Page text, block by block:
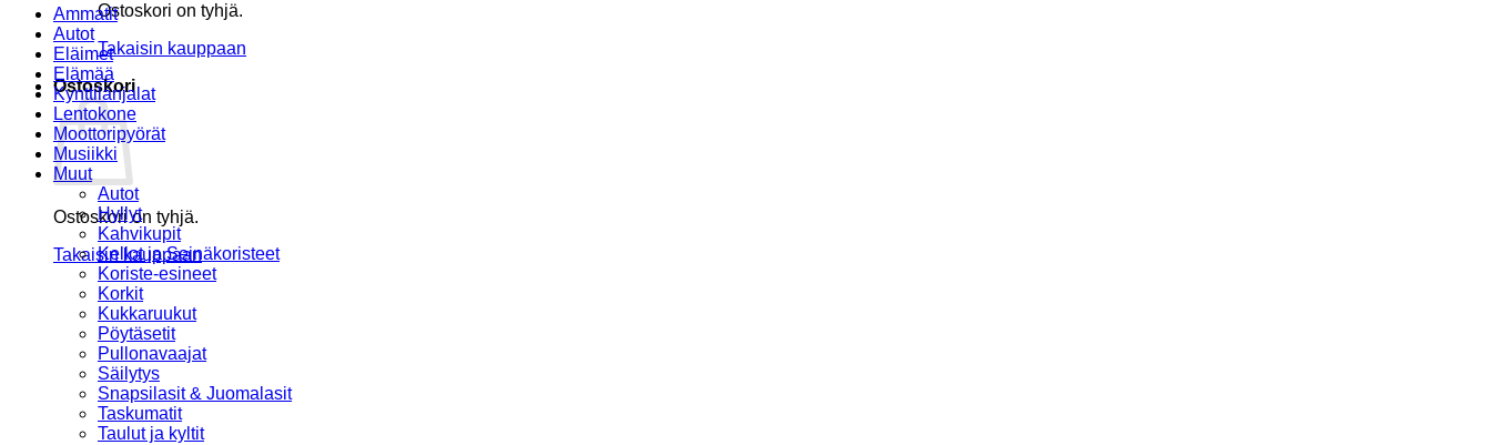
Ostoskori on tyhjä.
Takaisin kauppaan
Ostoskori
Ostoskori on tyhjä.
Takaisin kauppaan
Ammatit
Autot
Eläimet
Elämää
Kynttilänjalat
Lentokone
Moottoripyörät
Musiikki
Muut
Autot
Hyllyt
Kahvikupit
Kellot ja Seinäkoristeet
Koriste-esineet
Korkit
Kukkaruukut
Pöytäsetit
Pullonavaajat
Säilytys
Snapsilasit & Juomalasit
Taskumatit
Taulut ja kyltit